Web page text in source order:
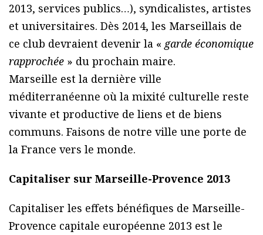
2013, services publics…), syndicalistes, artistes
et universitaires. Dès 2014, les Marseillais de
ce club devraient devenir la « garde économique
rapprochée » du prochain maire.
Marseille est la dernière ville
méditerranéenne où la mixité culturelle reste
vivante et productive de liens et de biens
communs. Faisons de notre ville une porte de
la France vers le monde.
Capitaliser sur Marseille-Provence 2013
Capitaliser les effets bénéfiques de Marseille-
Provence capitale européenne 2013 est le